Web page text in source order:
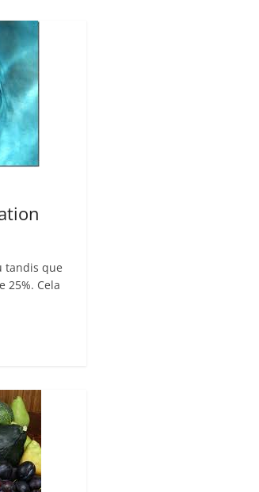
tandis que
25%. Cela